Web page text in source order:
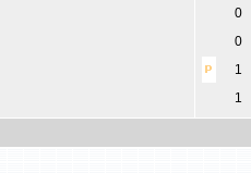
0
0
1
1